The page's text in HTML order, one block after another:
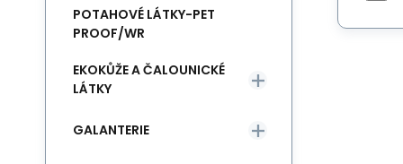
POTAHOVÉ LÁTKY-PET
PROOF/WR
EKOKŮŽE A ČALOUNICKÉ
LÁTKY
GALANTERIE